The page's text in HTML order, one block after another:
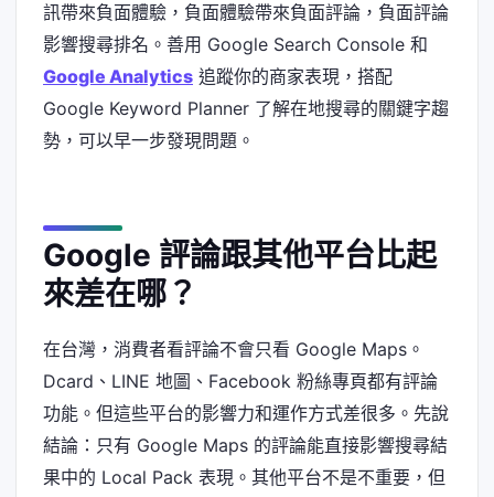
訊帶來負面體驗，負面體驗帶來負面評論，負面評論
影響搜尋排名。善用 Google Search Console 和
Google Analytics 追蹤你的商家表現，搭配
Google Keyword Planner 了解在地搜尋的關鍵字趨
勢，可以早一步發現問題。
Google 評論跟其他平台比起
來差在哪？
在台灣，消費者看評論不會只看 Google Maps。
Dcard、LINE 地圖、Facebook 粉絲專頁都有評論
功能。但這些平台的影響力和運作方式差很多。先說
結論：只有 Google Maps 的評論能直接影響搜尋結
果中的 Local Pack 表現。其他平台不是不重要，但